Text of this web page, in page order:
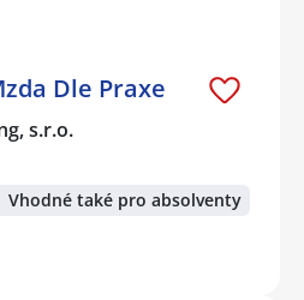
Dle Praxe
s.r.o.
Vhodné také pro absolventy